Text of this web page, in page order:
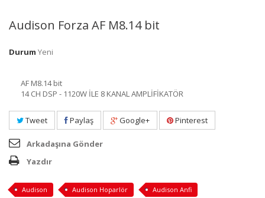
Audison Forza AF M8.14 bit
Durum Yeni
AF M8.14 bit
14 CH DSP - 1120W İLE 8 KANAL AMPLİFİKATÖR
Tweet Paylaş Google+ Pinterest
Arkadaşına Gönder
Yazdır
Audison Audison Hoparlör Audison Anfi